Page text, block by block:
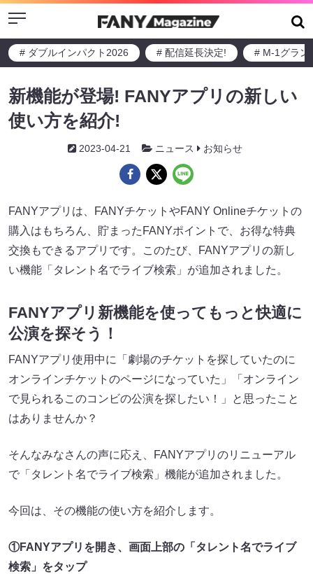
Menu
# ダブルインパクト2026 # 配信延長決定! # M-1グラン
新機能が登場! FANYアプリの新しい
使い方を紹介!
2023-04-21 ニュース お知らせ
FANYアプリは、FANYチケットやFANY Onlineチケットの
購入はもちろん、貯まったFANYポイントで、お得な特典
交換もできるアプリです。このたび、FANYアプリの新し
い機能「タレント名でライブ検索」が追加されました。
FANYアプリ新機能を使ってもっと快適に
公演を探そう！
FANYアプリ使用中に「劇場のチケットを探していたのに
オンラインチケットのページになっていた」「オンライン
で見られるこのコンビの公演を探したい！」と思ったこと
はありませんか？
そんなみなさんの声に応え、FANYアプリのリニューアル
で「タレント名でライブ検索」機能が追加されました。
今回は、その機能の使い方を紹介します。
①FANYアプリを開き、画面上部の「タレント名でライブ
検索」をタップ